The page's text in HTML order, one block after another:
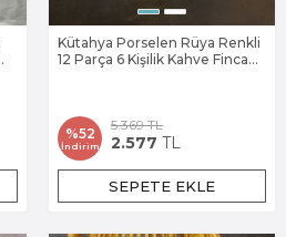
Kütahya Porselen Rüya Renkli
12 Parça 6 Kişilik Kahve Fincan
%52
İndirim
5.369TL
2.577 TL
SEPETE EKLE